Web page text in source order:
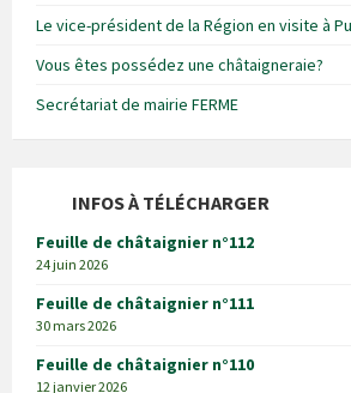
Le vice-président de la Région en visite à
Vous êtes possédez une châtaigneraie?
Secrétariat de mairie FERME
INFOS À TÉLÉCHARGER
Feuille de châtaignier n°112
24 juin 2026
Feuille de châtaignier n°111
30 mars 2026
Feuille de châtaignier n°110
12 janvier 2026